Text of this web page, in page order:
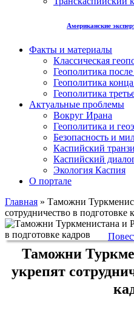
Американские
Факты и материалы
Классическая
Геополитика
Геополитика
Геополитика
Актуальные проблемы
Вокруг Ирана
Геополитика и
Безопасность и
Каспийский
Каспийский
Экология Каспия
О портале
Главная » Таможни
сотрудничество в подготовке
Таможни
укрепят